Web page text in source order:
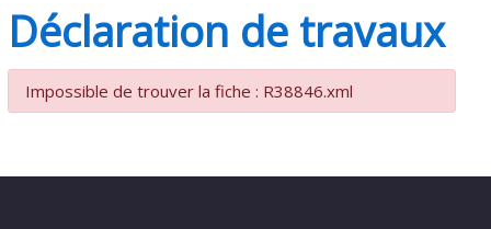
Déclaration de travaux
Impossible de trouver la fiche : R38846.xml